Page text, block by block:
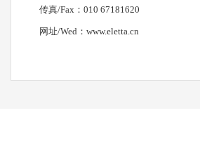
传真/Fax ： 010 67181620
网址/Wed ： www.eletta.cn